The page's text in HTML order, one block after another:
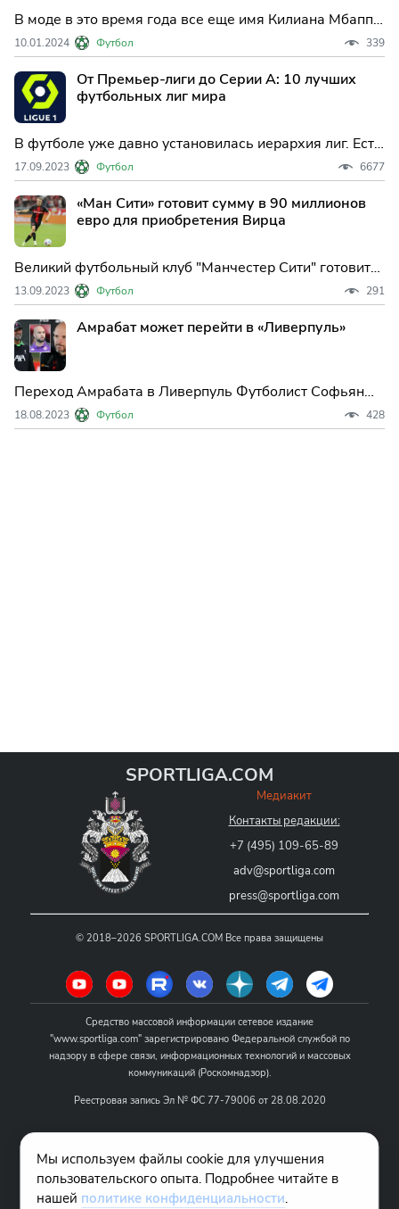
В моде в это время года все еще имя Килиана Мбаппе,
как и в течение многих месяцев.Это относится не
только к Испании, где его имя непрерывно появляется
в прессе из-за его предполагаемого "романа" с Реал
Мадридом, но и в его родной стране.
10.01.2024 Футбол 339
От Премьер-лиги до Серии А: 10 лучших
футбольных лиг мира
В футболе уже давно установилась иерархия лиг. Есть
реально самые сильные первенства
17.09.2023 Футбол 6677
«Ман Сити» готовит сумму в 90 миллионов
евро для приобретения Вирца
Великий футбольный клуб "Манчестер Сити" готовит
грандиозное предложение по приобретению
талантливого футболиста из Бундеслиги. Сумма
сделки составит невероятные 90 миллионов евро. Об
этом сообщает известный журналист Экрем Конур.
Целью "горожан" ста
13.09.2023 Футбол 291
Амрабат может перейти в «Ливерпуль»
Переход Амрабата в Ливерпуль Футболист Софьян
Амрабат согласился перейти в футбольный клуб
"Ливерпуль". Ранее "Ливерпуль" был связан с
18.08.2023 Футбол 428
SPORTLIGA.COM
Медиакит
Контакты редакции:
+7 (495) 109-65-89
adv@sportliga.com
press@sportliga.com
© 2018–2026 SPORTLIGA.COM Все права защищены
Средство массовой информации сетевое издание
"www.sportliga.com" зарегистрировано Федеральной службой по
надзору в сфере связи, информационных технологий и массовых
коммуникаций (Роскомнадзор).
Реестровая запись Эл № ФС 77-79006 от 28.08.2020
Название - www.sportliga.com
Учредитель СМИ сетевого издания "www.sportliga.com": ИП Чамин
О.Н.
Мы используем файлы cookie для улучшения
пользовательского опыта. Подробнее читайте в
нашей политике конфиденциальности.